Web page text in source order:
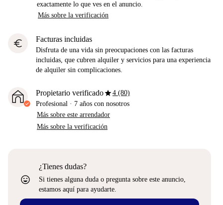
exactamente lo que ves en el anuncio.
Más sobre la verificación
euro Facturas incluidas
Disfruta de una vida sin preocupaciones con las facturas
incluidas, que cubren alquiler y servicios para una experiencia
de alquiler sin complicaciones.
Propietario verificadostar4 (80)
Profesional · 7 años con nosotros
Más sobre este arrendador
Más sobre la verificación
sentiment_very_satisfied
¿Tienes dudas?
Si tienes alguna duda o pregunta sobre este anuncio,
estamos aquí para ayudarte.